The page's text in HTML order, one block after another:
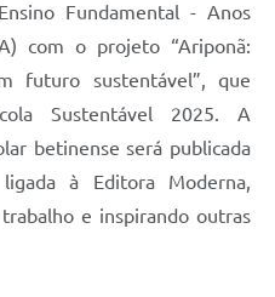
Fundamental - Anos
com o projeto “Ariponã:
futuro sustentável”, que
Sustentável 2025. A
betinense será publicada
à Editora Moderna,
e inspirando outras